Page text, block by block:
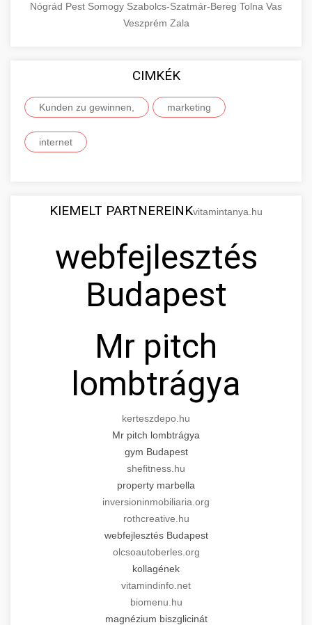
Nógrád Pest Somogy Szabolcs-Szatmár-Bereg Tolna Vas
Veszprém Zala
CIMKÉK
Kunden zu gewinnen, marketing
internet
KIEMELT PARTNEREINKvitamintanya.hu
webfejlesztés
Budapest
Mr pitch
lombtrágya
kerteszdepo.hu
Mr pitch lombtrágya
gym Budapest
shefitness.hu
property marbella
inversioninmobiliaria.org
rothcreative.hu
webfejlesztés Budapest
olcsoautoberles.org
kollagének
vitamindinfo.net
biomenu.hu
magnézium biszglicinát